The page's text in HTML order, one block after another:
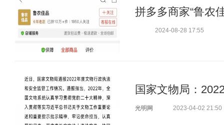
拼多多商家“鲁农
2024-08-28 17:55
国家文物局：
光明网 2023-04-02 21:50